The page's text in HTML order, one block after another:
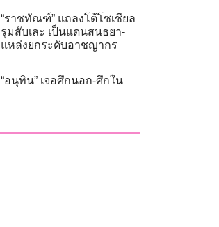
“ราชทัณฑ์” แถลงโต้โซเชียล
รุมสับเละ เป็นแดนสนธยา-
แหล่งยกระดับอาชญากร
“อนุทิน” เจอศึกนอก-ศึกใน